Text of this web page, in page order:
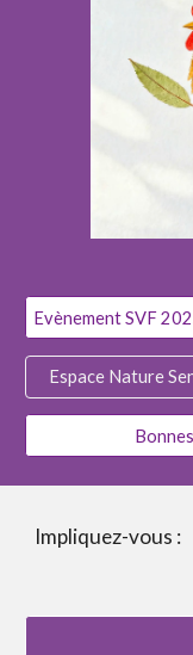
Espace Nature
Impliquez-vous :